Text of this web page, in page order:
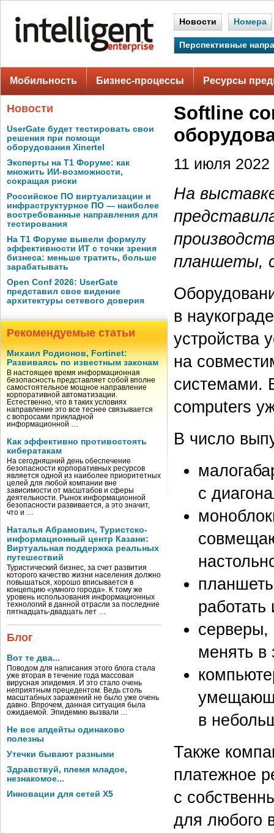
Новости Номера
Перспективные
Мобильность Бизнес-процессы Ресурсы
Новости
UserGate будет тестировать свои
решения при помощи
оборудования Xinertel
Эксперты на Т1 Форуме: как
множить ИИ-возможности,
сокращая риски
Российское ПО виртуализации и
инфраструктурное ПО — наиболее
востребованные направления для
тестирования
На Т1 Форуме вывели формулу
эффективности ИТ с точки зрения
бизнеса: меньше тратить, больше
зарабатывать
Open Conf 2026: UserGate
представил свое видение
архитектуры сетевого доверия
Рекомендуемые статьи
Михаил Родионов, Fortinet:
Развиваясь по известным законам
В настоящее время информационная
безопасность представляет собой вполне
самостоятельное мощное направление
корпоративной автоматизации.
Естественно, что в таких условиях
направление это все теснее связывается
с вопросами прикладной
информационной …
Как эффективно противостоять
кибератакам
На сегодняшний день обеспечение
безопасности корпоративных ресурсов
является одной из наиболее приоритетных
целей для любой компании вне
зависимости от масштабов и сферы
деятельности. Рынок информационной
безопасности развивается, а это значит,
что и …
Наталья Абрамович, Туристско-
информационный центр Казани:
Виртуальная поддержка реальных
путешествий
Туристический бизнес, за счет развития
которого качество жизни населения должно
повышаться, хорошо вписывается в
концепцию «умного города». К тому же
уровень использования информационных
технологий в данной отрасли за последние
пятнадцать-двадцать лет …
Блог
Вот те два...
Поводом для написания этого блога стала
уже вторая в течение года массовая
вирусная эпидемия. И это стало очень
неприятным прецедентом. Ведь столь
масштабных заражений не было уже очень
давно. Впрочем, данная ситуация была
ожидаемой. Эпидемию вызвали …
Не все апдейты одинаково
полезны
Утечки бывают разными
Здравствуй, племя младое,
незнакомое...
Инновации для сетей X5
Softline
11 июля 2022
На
планшеты,
в
устройства
на
системами.
сomputers
В число
с
серверы,
менять в
в
Также
платежное
с
для любого